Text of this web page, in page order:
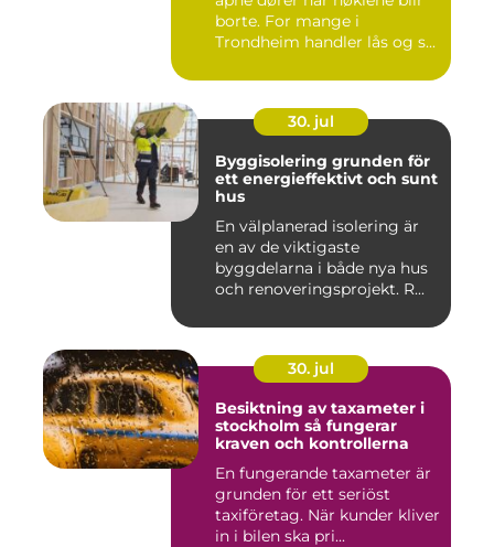
borte. For mange i
Trondheim handler lås og s...
30. jul
Byggisolering grunden för
ett energieffektivt och sunt
hus
En välplanerad isolering är
en av de viktigaste
byggdelarna i både nya hus
och renoveringsprojekt. R...
30. jul
Besiktning av taxameter i
stockholm så fungerar
kraven och kontrollerna
En fungerande taxameter är
grunden för ett seriöst
taxiföretag. När kunder kliver
in i bilen ska pri...